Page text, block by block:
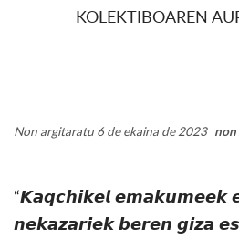
KOLEKTIBOAREN
Non argitaratu 6 de ekaina de 2023 non
“𝙆𝙖𝙦𝙘𝙝𝙞𝙠𝙚𝙡
𝙣𝙚𝙠𝙖𝙯𝙖𝙧𝙞𝙚𝙠 𝙗𝙚𝙧𝙚𝙣 𝙜𝙞𝙯𝙖